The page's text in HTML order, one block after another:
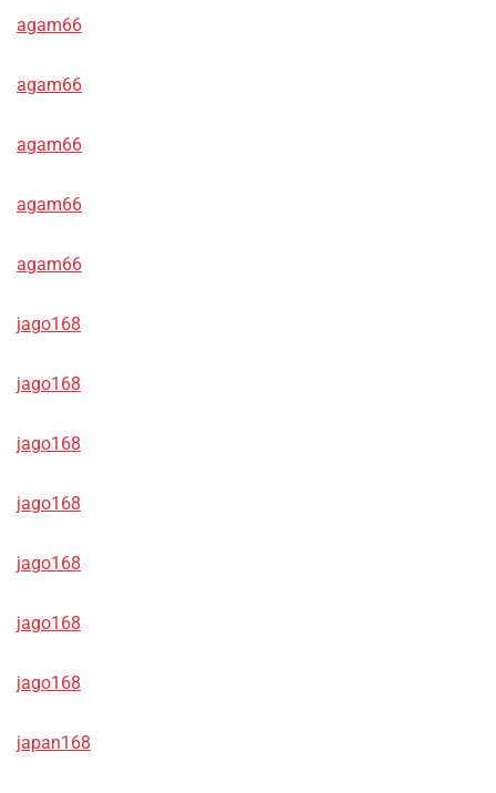
agam66
agam66
agam66
agam66
agam66
jago168
jago168
jago168
jago168
jago168
jago168
jago168
japan168